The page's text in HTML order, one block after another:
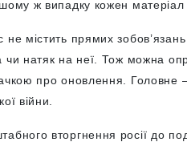
ж випадку кожен
містить прямих
чи натяк на неї. Тож можна
про оновлення.
війни.
вторгнення росії до